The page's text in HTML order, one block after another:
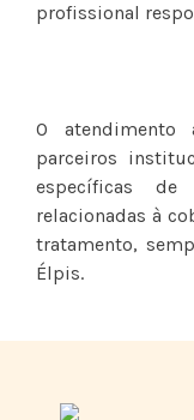
profissional
O
parceiros
específicas de
relacionadas à
tratamento,
Élpis.